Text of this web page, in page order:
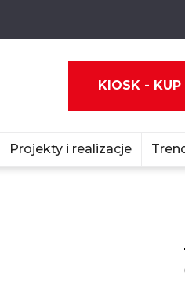
KIOSK - KUP
Projekty i realizacje